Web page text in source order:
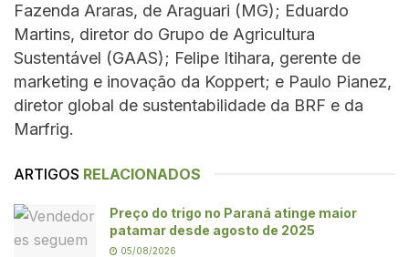
Fazenda Araras, de Araguari (MG); Eduardo
Martins, diretor do Grupo de Agricultura
Sustentável (GAAS); Felipe Itihara, gerente de
marketing e inovação da Koppert; e Paulo Pianez,
diretor global de sustentabilidade da BRF e da
Marfrig.
ARTIGOS RELACIONADOS
Preço do trigo no Paraná atinge maior
patamar desde agosto de 2025
05/08/2026